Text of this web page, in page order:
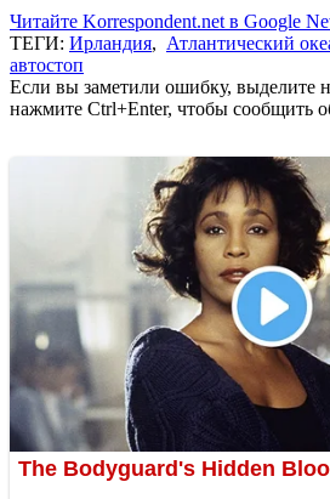
Читайте Korrespondent.net в Google
ТЕГИ: Ирландия, Атлантический
автостоп
Если вы заметили ошибку, выделите
нажмите Ctrl+Enter, чтобы сообщить